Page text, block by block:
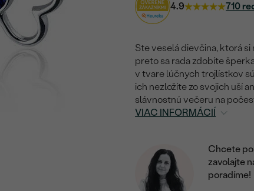
4.9 710
Ste veselá dievčina, ktorá
preto sa rada zdobíte
v tvare lúčnych trojlístkov
ich nezložíte zo svojich uší
slávnostnú večeru na
VIAC INFORMÁCIÍ
Chcete
zavolajte
poradíme!